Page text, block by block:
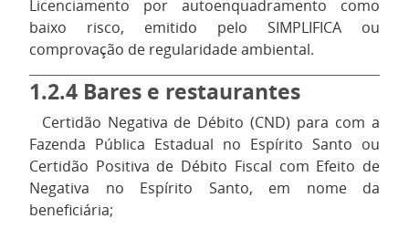
Licenciamento por autoenquadramento como
baixo risco, emitido pelo SIMPLIFICA ou
comprovação de regularidade ambiental.
1.2.4 Bares e restaurantes
Certidão Negativa de Débito (CND) para com a
Fazenda Pública Estadual no Espírito Santo ou
Certidão Positiva de Débito Fiscal com Efeito de
Negativa no Espírito Santo, em nome da
beneficiária;